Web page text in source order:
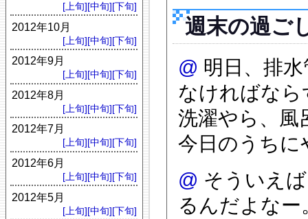
週末の過ご
@ 明日、排
なければなら
洗濯やら、風
今日のうちに
@ そういえ
るんだよなー
[上旬][中旬][下旬]
2012年10月
[上旬][中旬][下旬]
2012年9月
[上旬][中旬][下旬]
2012年8月
[上旬][中旬][下旬]
2012年7月
[上旬][中旬][下旬]
2012年6月
[上旬][中旬][下旬]
2012年5月
[上旬][中旬][下旬]